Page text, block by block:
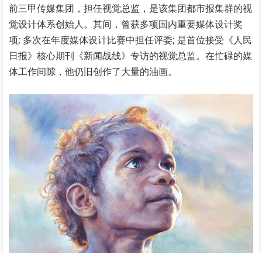
前三甲传媒集团，担任视觉总监，是该集团都市报集群的视
觉设计体系创始人。其间，曾获多项国内重要媒体设计奖
项; 多次在年度媒体设计比赛中担任评委; 是首位接受《人民
日报》核心期刊《新闻战线》专访的视觉总监。在忙碌的媒
体工作间隙，他仍旧创作了大量的油画。